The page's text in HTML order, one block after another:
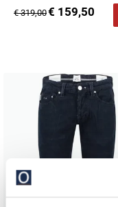
€ 319,00€ 159,50